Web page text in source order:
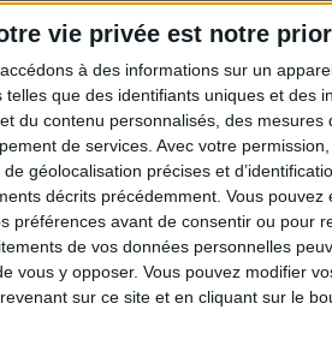
vie privée est notre
à des informations sur un
que des identifiants uniques et des
du contenu personnalisés, des mesures
de services. Avec votre
géolocalisation précises et
décrits précédemment. Vous pouvez
préférences avant de consentir ou pour
de vos données personnelles
vous y opposer. Vous pouvez modifier
sur ce site et en cliquant sur le
Voir tout
à des vidéo-
du programme.
Comment perdre le
dernier kilo avant la
stabilisation ? |